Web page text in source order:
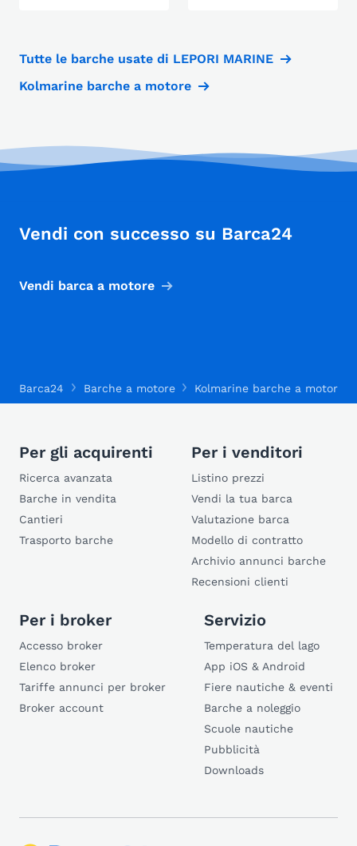
Tutte le barche usate di LEPORI MARINE
Kolmarine barche a motore
Vendi con successo su Barca24
Vendi barca a motore
Barca24 Barche a motore Kolmarine barche a motore
Per gli acquirenti
Ricerca avanzata
Barche in vendita
Cantieri
Trasporto barche
Per i venditori
Listino prezzi
Vendi la tua barca
Valutazione barca
Modello di contratto
Archivio annunci barche
Recensioni clienti
Per i broker
Accesso broker
Elenco broker
Tariffe annunci per broker
Broker account
Servizio
Temperatura del lago
App iOS & Android
Fiere nautiche & eventi
Barche a noleggio
Scuole nautiche
Pubblicità
Downloads